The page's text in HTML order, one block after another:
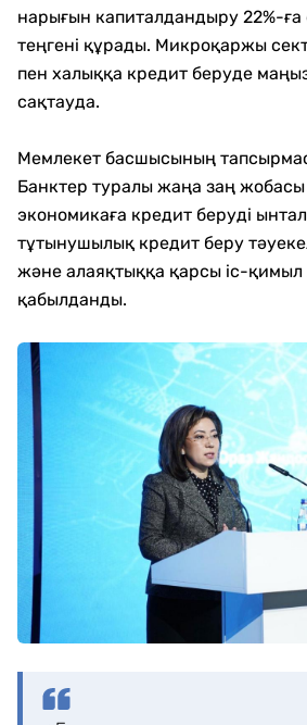
нарығын капиталдандыру 22%-ға
теңгені құрады. Микроқаржы
пен халыққа кредит беруде
сақтауда.
Мемлекет басшысының
Банктер туралы жаңа заң жобасы
экономикаға кредит беруді
тұтынушылық кредит беру
және алаяқтыққа қарсы іс-
қабылданды.